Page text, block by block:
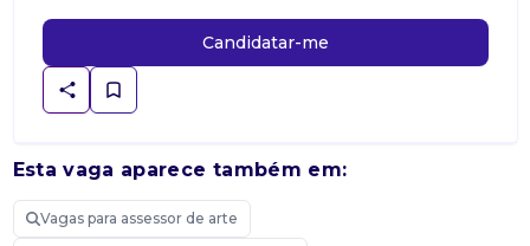
Candidatar-me
Esta vaga aparece também em:
Vagas para assessor de arte